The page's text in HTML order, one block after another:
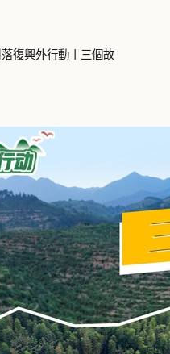
復興外行動丨三個故